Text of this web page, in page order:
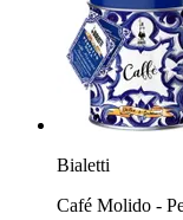
Bialetti
Café Molido -